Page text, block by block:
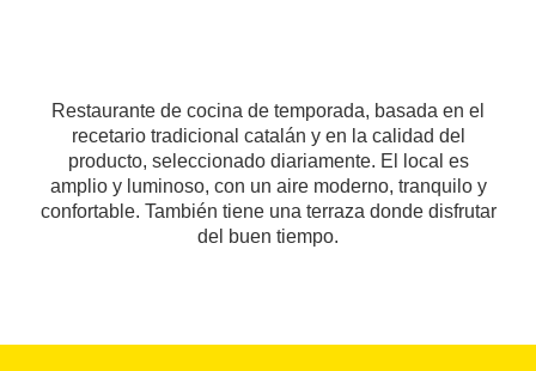
Restaurante de cocina de temporada, basada en el
recetario tradicional catalán y en la calidad del
producto, seleccionado diariamente. El local es
amplio y luminoso, con un aire moderno, tranquilo y
confortable. También tiene una terraza donde disfrutar
del buen tiempo.